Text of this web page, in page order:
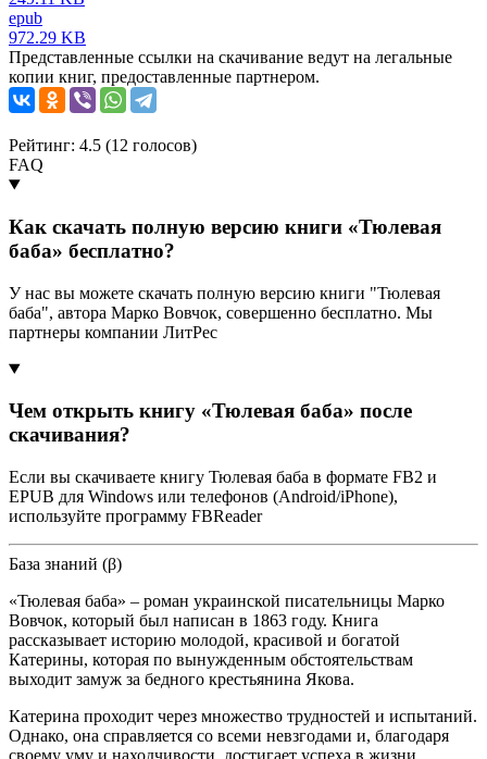
epub
972.29 KB
Представленные ссылки на скачивание ведут на легальные
копии книг, предоставленные партнером.
Рейтинг: 4.5 (12 голосов)
FAQ
Как скачать полную версию книги «Тюлевая
баба» бесплатно?
У нас вы можете скачать полную версию книги "Тюлевая
баба", автора Марко Вовчок, совершенно бесплатно. Мы
партнеры компании ЛитРес
Чем открыть книгу «Тюлевая баба» после
скачивания?
Если вы скачиваете книгу Тюлевая баба в формате FB2 и
EPUB для Windows или телефонов (Android/iPhone),
используйте программу FBReader
База знаний (β)
«Тюлевая баба» – роман украинской писательницы Марко
Вовчок, который был написан в 1863 году. Книга
рассказывает историю молодой, красивой и богатой
Катерины, которая по вынужденным обстоятельствам
выходит замуж за бедного крестьянина Якова.
Катерина проходит через множество трудностей и испытаний.
Однако, она справляется со всеми невзгодами и, благодаря
своему уму и находчивости, достигает успеха в жизни.